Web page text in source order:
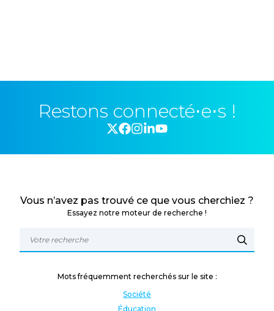
Restons connecté⋅e⋅s !
Vous n’avez pas trouvé ce que vous cherchiez ?
Essayez notre moteur de recherche !
Mots fréquemment recherchés sur le site :
Société
Éducation